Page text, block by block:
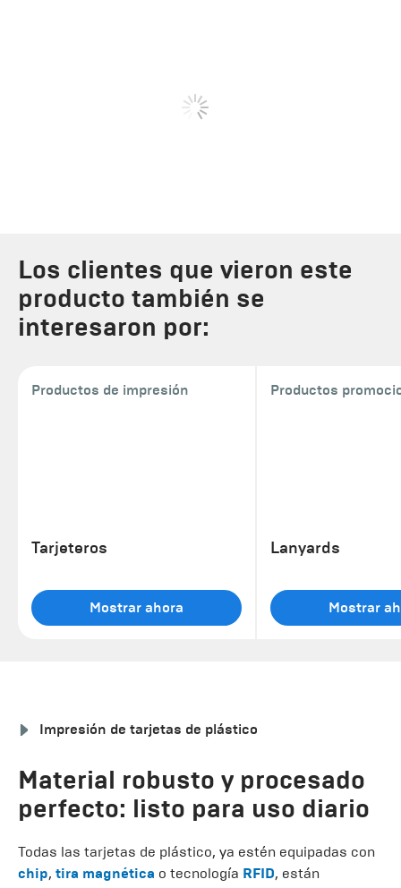
Los clientes que vieron este
producto también se
interesaron por:
Productos de impresión
Tarjeteros
Mostrar ahora
Productos
Lanyards
Mostrar
Impresión de tarjetas de plástico
Material robusto y procesado
perfecto: listo para uso diario
Todas las tarjetas de plástico, ya estén equipadas con
chip, tira magnética o tecnología RFID, están